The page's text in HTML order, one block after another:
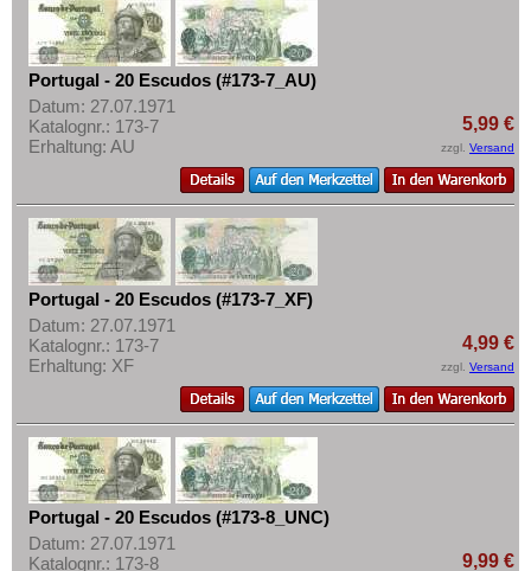
Portugal - 20 Escudos (#173-7_AU)
Datum: 27.07.1971
Katalognr.: 173-7
Erhaltung: AU
5,99 €
zzgl. Versand
Portugal - 20 Escudos (#173-7_XF)
Datum: 27.07.1971
Katalognr.: 173-7
Erhaltung: XF
4,99 €
zzgl. Versand
Portugal - 20 Escudos (#173-8_UNC)
Datum: 27.07.1971
Katalognr.: 173-8
9,99 €